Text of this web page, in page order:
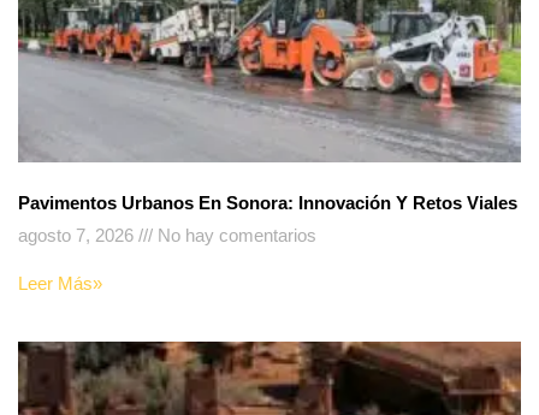
Pavimentos Urbanos En Sonora: Innovación Y Retos Viales
agosto 7, 2026
No hay comentarios
Leer Más»